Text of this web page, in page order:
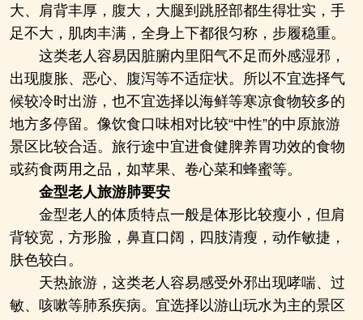
大、肩背丰厚，腹大，大腿到跳胫部都生得壮实，手
足不大，肌肉丰满，全身上下都很匀称，步履稳重。
这类老人容易因脏腑内里阳气不足而外感湿邪，
出现腹胀、恶心、腹泻等不适症状。所以不宜选择气
候较冷时出游，也不宜选择以海鲜等寒凉食物较多的
地方多停留。像饮食口味相对比较“中性”的中原旅游
景区比较合适。旅行途中宜进食健脾养胃功效的食物
或药食两用之品，如苹果、卷心菜和蜂蜜等。
金型老人旅游肺要安
金型老人的体质特点一般是体形比较瘦小，但肩
背较宽，方形脸，鼻直口阔，四肢清瘦，动作敏捷，
肤色较白。
天热旅游，这类老人容易感受外邪出现哮喘、过
敏、咳嗽等肺系疾病。宜选择以游山玩水为主的景区